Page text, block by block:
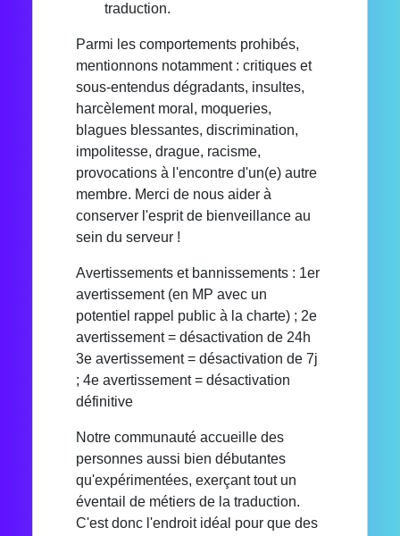
traduction.
Parmi les comportements prohibés,
mentionnons notamment : critiques et
sous-entendus dégradants, insultes,
harcèlement moral, moqueries,
blagues blessantes, discrimination,
impolitesse, drague, racisme,
provocations à l'encontre d'un(e) autre
membre. Merci de nous aider à
conserver l'esprit de bienveillance au
sein du serveur !
Avertissements et bannissements : 1er
avertissement (en MP avec un
potentiel rappel public à la charte) ; 2e
avertissement = désactivation de 24h
3e avertissement = désactivation de 7j
; 4e avertissement = désactivation
définitive
Notre communauté accueille des
personnes aussi bien débutantes
qu'expérimentées, exerçant tout un
éventail de métiers de la traduction.
C'est donc l'endroit idéal pour que des